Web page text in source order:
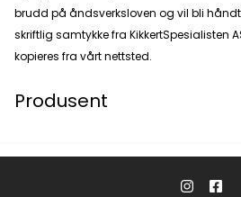
brudd på åndsverksloven og vil bli
skriftlig samtykke fra KikkertSpesialisten
kopieres fra vårt nettsted.
Produsent